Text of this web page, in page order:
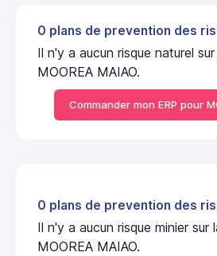
0 plans de prevention des
Il n'y a aucun risque naturel
MOOREA MAIAO.
Commander mon ERP pour
0 plans de prevention des
Il n'y a aucun risque minier sur
MOOREA MAIAO.